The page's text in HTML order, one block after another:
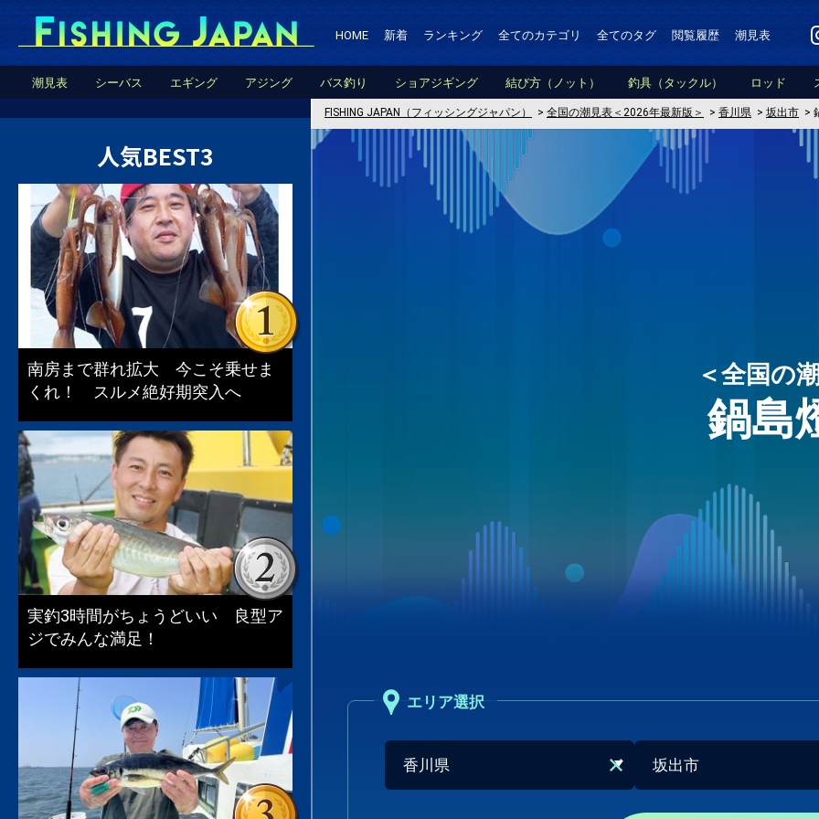
HOME 新着 ランキング 全てのカテゴリ 全てのタグ 閲覧履歴 潮見表
潮見表 シーバス エギング アジング バス釣り ショアジギング 結び方（ノット） 釣具（タックル） ロッド
FISHING JAPAN（フィッシングジャパン） > 全国の潮見表＜2026年最新版＞ > 香川県 > 坂出市 >
＜全国の
鍋島
エリア選択
人気BEST3
南房まで群れ拡大 今こそ乗せま
くれ！ スルメ絶好期突入へ
実釣3時間がちょうどいい 良型ア
ジでみんな満足！